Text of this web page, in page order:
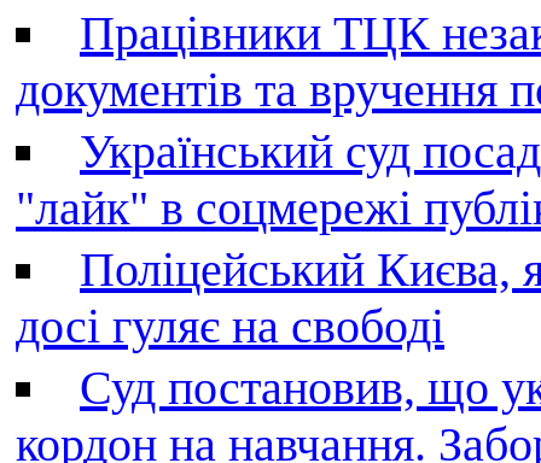
Працівники ТЦК
документів та вручення
Український суд
"лайк" в соцмережі
Поліцейський Києва,
досі гуляє на свободі
Суд постановив, що
кордон на навчання.